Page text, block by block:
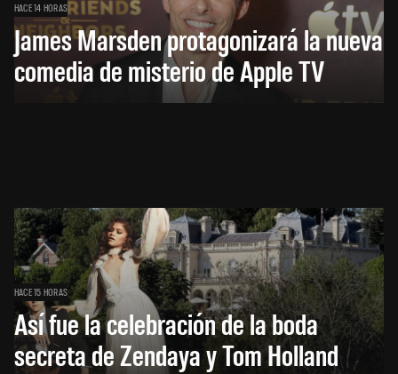
HACE 14 HORAS
James Marsden protagonizará la nueva
comedia de misterio de Apple TV
HACE 15 HORAS
Así fue la celebración de la boda
secreta de Zendaya y Tom Holland